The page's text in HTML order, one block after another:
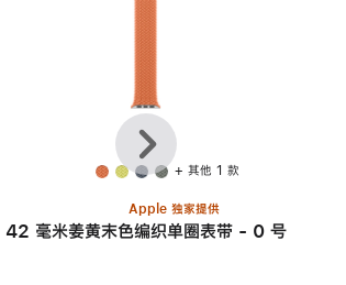
+ 其他 1 款
Apple 独家提供
42 毫米姜黄末色编织单圈表带 - 0 号
上
一
个
下
一
个